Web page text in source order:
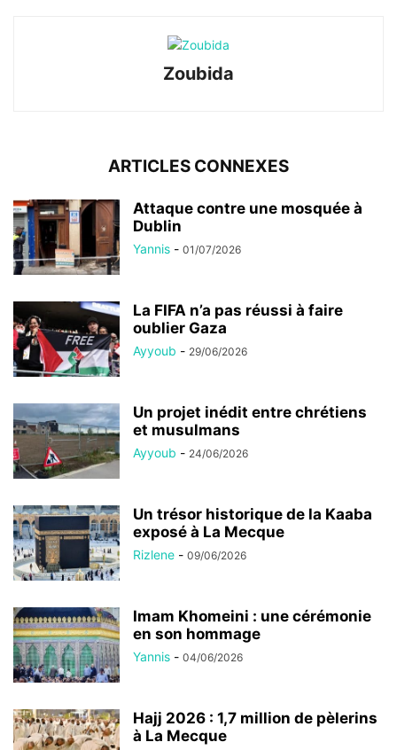
Zoubida
ARTICLES CONNEXES
Attaque contre une mosquée à
Dublin
Yannis - 01/07/2026
La FIFA n’a pas réussi à faire
oublier Gaza
Ayyoub - 29/06/2026
Un projet inédit entre chrétiens
et musulmans
Ayyoub - 24/06/2026
Un trésor historique de la Kaaba
exposé à La Mecque
Rizlene - 09/06/2026
Imam Khomeini : une cérémonie
en son hommage
Yannis - 04/06/2026
Hajj 2026 : 1,7 million de pèlerins
à La Mecque